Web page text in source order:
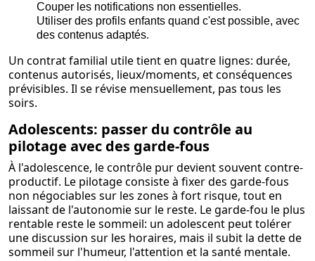
Couper les notifications non essentielles.
Utiliser des profils enfants quand c'est possible, avec
des contenus adaptés.
Un contrat familial utile tient en quatre lignes: durée,
contenus autorisés, lieux/moments, et conséquences
prévisibles. Il se révise mensuellement, pas tous les
soirs.
Adolescents: passer du contrôle au
pilotage avec des garde-fous
À l'adolescence, le contrôle pur devient souvent contre-
productif. Le pilotage consiste à fixer des garde-fous
non négociables sur les zones à fort risque, tout en
laissant de l'autonomie sur le reste. Le garde-fou le plus
rentable reste le sommeil: un adolescent peut tolérer
une discussion sur les horaires, mais il subit la dette de
sommeil sur l'humeur, l'attention et la santé mentale.